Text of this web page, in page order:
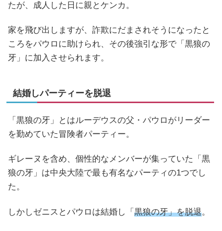
たが、成人した日に親とケンカ。
家を飛び出しますが、詐欺にだまされそうになったと
ころをパウロに助けられ、その後強引な形で「黒狼の
牙」に加入させられます。
結婚しパーティーを脱退
「黒狼の牙」とはルーデウスの父・パウロがリーダー
を勤めていた冒険者パーティー。
ギレーヌを含め、個性的なメンバーが集っていた「黒
狼の牙」は中央大陸で最も有名なパーティの1つでし
た。
しかしゼニスとパウロは結婚し「 黒狼の牙」を脱退。